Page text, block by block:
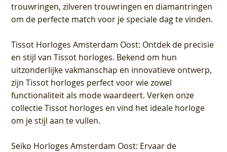
trouwringen, zilveren trouwringen en diamantringen
om de perfecte match voor je speciale dag te vinden.
Tissot Horloges Amsterdam Oost: Ontdek de precisie
en stijl van Tissot horloges. Bekend om hun
uitzonderlijke vakmanschap en innovatieve ontwerp,
zijn Tissot horloges perfect voor wie zowel
functionaliteit als mode waardeert. Verken onze
collectie Tissot horloges en vind het ideale horloge
om je stijl aan te vullen.
Seiko Horloges Amsterdam Oost: Ervaar de